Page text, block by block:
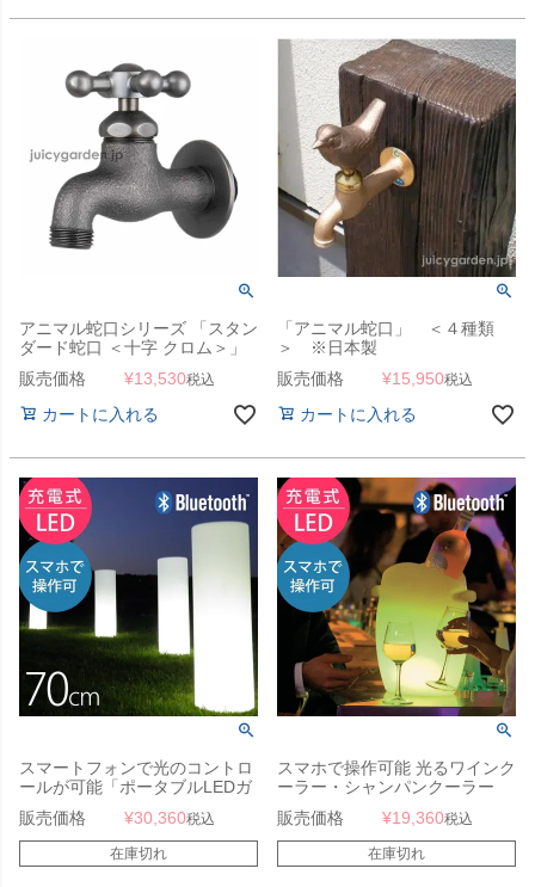
アニマル蛇口シリーズ 「スタン
ダード蛇口 ＜十字 クロム＞」
販売価格
¥13,530税込
カートに入れる
「アニマル蛇口」 ＜４種類
＞ ※日本製
販売価格
¥15,950税込
カートに入れる
スマートフォンで光のコントロ
ールが可能「ポータブルLEDガ
ーデンライト タワー（Tower）
充電式・Bluetooth仕様 スマー
トアンドグリーン（Smart &
Green）」
販売価格 ¥30,360税込
在庫切れ
スマホで操作可能 光るワインク
ーラー・シャンパンクーラー
「ポータブルLEDテーブルライ
ト フレッシュ（Fresh） 充電
式・Bluetooth仕様 スマートア
ンドグリーン（Smart &
販売価格 ¥19,360税込
在庫切れ